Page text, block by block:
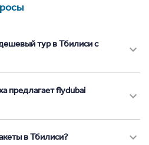
тур в Тбилиси с
предлагает flydubai
в Тбилиси?